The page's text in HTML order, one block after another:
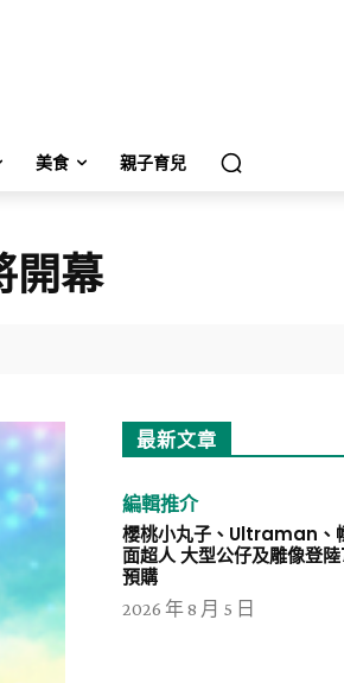
美食 親子育兒
開幕
最新文章
編輯推介
櫻桃小丸子、Ultraman、
面超人 大型公仔及雕像登
預購
2026 年 8 月 5 日